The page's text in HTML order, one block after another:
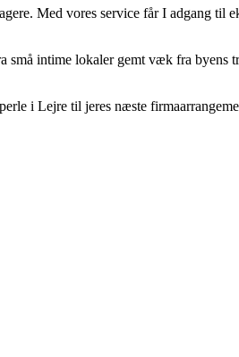
Med vores service får I adgang til
små intime lokaler gemt væk fra byens
i Lejre til jeres næste